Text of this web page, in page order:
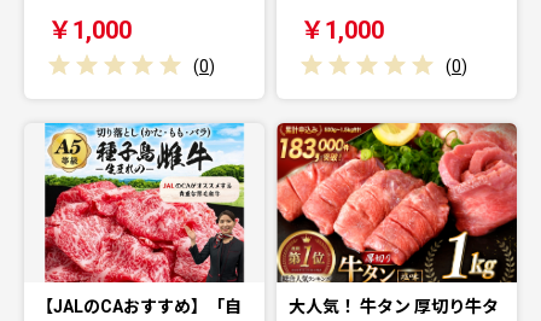
￥1,000
(0)
￥1,000
(0)
【JALのCAおすすめ】「自
大人気！ 牛タン 厚切り牛タ